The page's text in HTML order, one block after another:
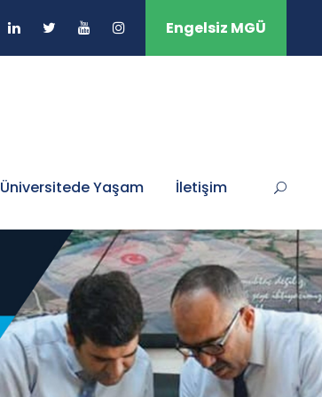
Engelsiz MGÜ
Üniversitede Yaşam İletişim